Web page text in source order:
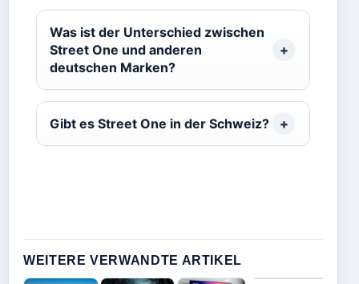
Was ist der Unterschied zwischen
Street One und anderen
deutschen Marken?
Gibt es Street One in der Schweiz?
WEITERE VERWANDTE ARTIKEL